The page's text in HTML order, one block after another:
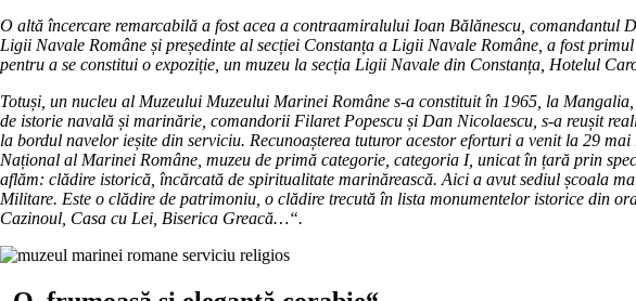
O altă încercare remarcabilă a fost acea a contraamiralului Ioan Bălănescu, comandantul
Ligii Navale Române și președinte al secției Constanța a Ligii Navale Române, a fost
pentru a se constitui o expoziție, un muzeu la secția Ligii Navale din Constanța, Hotelul
Totuși, un nucleu al Muzeului Muzeului Marinei Române s-a constituit în 1965, la
de istorie navală și marinărie, comandorii Filaret Popescu și Dan Nicolaescu, s-a reușit
la bordul navelor ieșite din serviciu. Recunoașterea tuturor acestor eforturi a venit la 29
Național al Marinei Române, muzeu de primă categorie, categoria I, unicat în țară prin
aflăm: clădire istorică, încărcată de spiritualitate marinărească. Aici a avut sediul școala
Militare. Este o clădire de patrimoniu, o clădire trecută în lista monumentelor istorice din
Cazinoul, Casa cu Lei, Biserica Greacă…“.